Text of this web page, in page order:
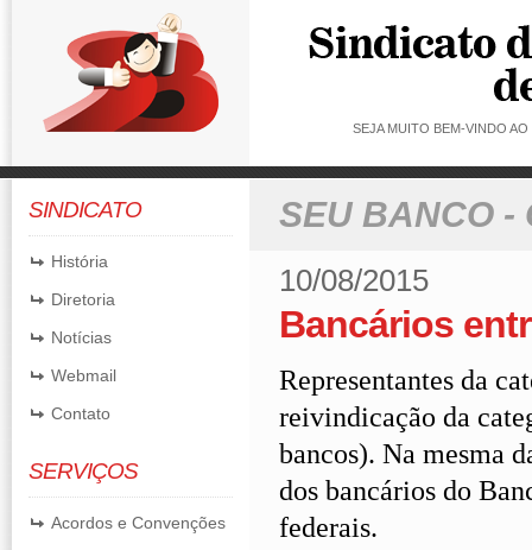
SEJA MUITO BEM-VINDO
SINDICATO
História
Diretoria
Notícias
Webmail
Contato
SERVIÇOS
Acordos e Convenções
SEU BANCO -
10/08/2015
Bancários
Representantes da
reivindicação da
bancos). Na mesma
dos bancários do
federais.